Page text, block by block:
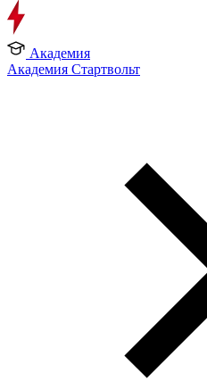
Академия
Академия Стартвольт